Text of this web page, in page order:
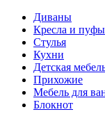
Диваны
Кресла и пуфы
Стулья
Кухни
Детская
Прихожие
Мебель для
Блокнот